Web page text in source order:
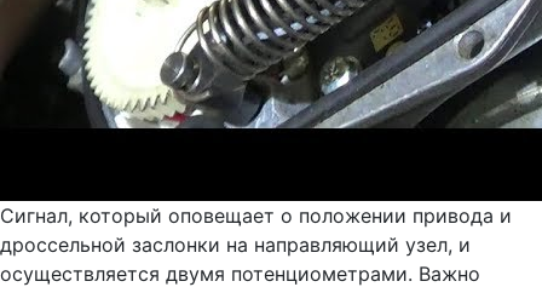
Сигнал, который оповещает о положении привода и
дроссельной заслонки на направляющий узел, и
осуществляется двумя потенциометрами. Важно